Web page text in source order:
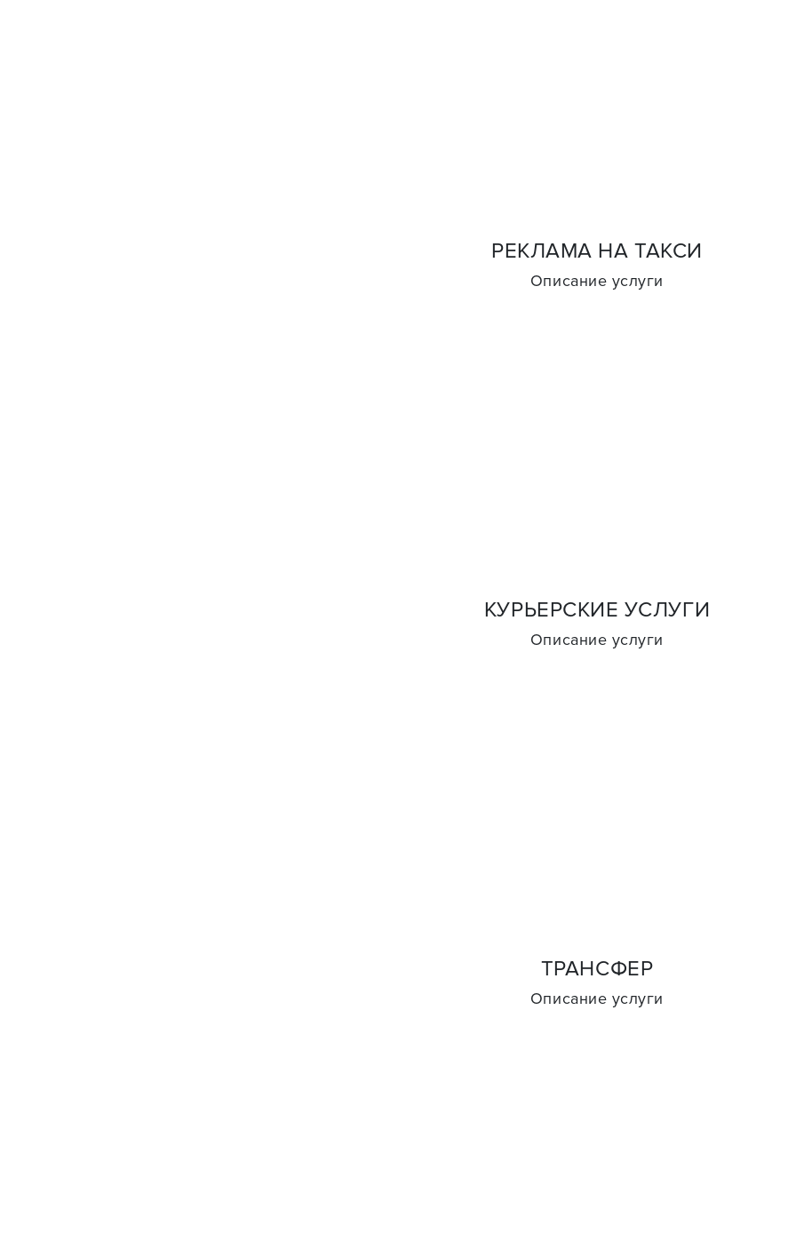
РЕКЛАМА НА ТАКСИ
Описание услуги
КУРЬЕРСКИЕ УСЛУГИ
Описание услуги
ТРАНСФЕР
Описание услуги